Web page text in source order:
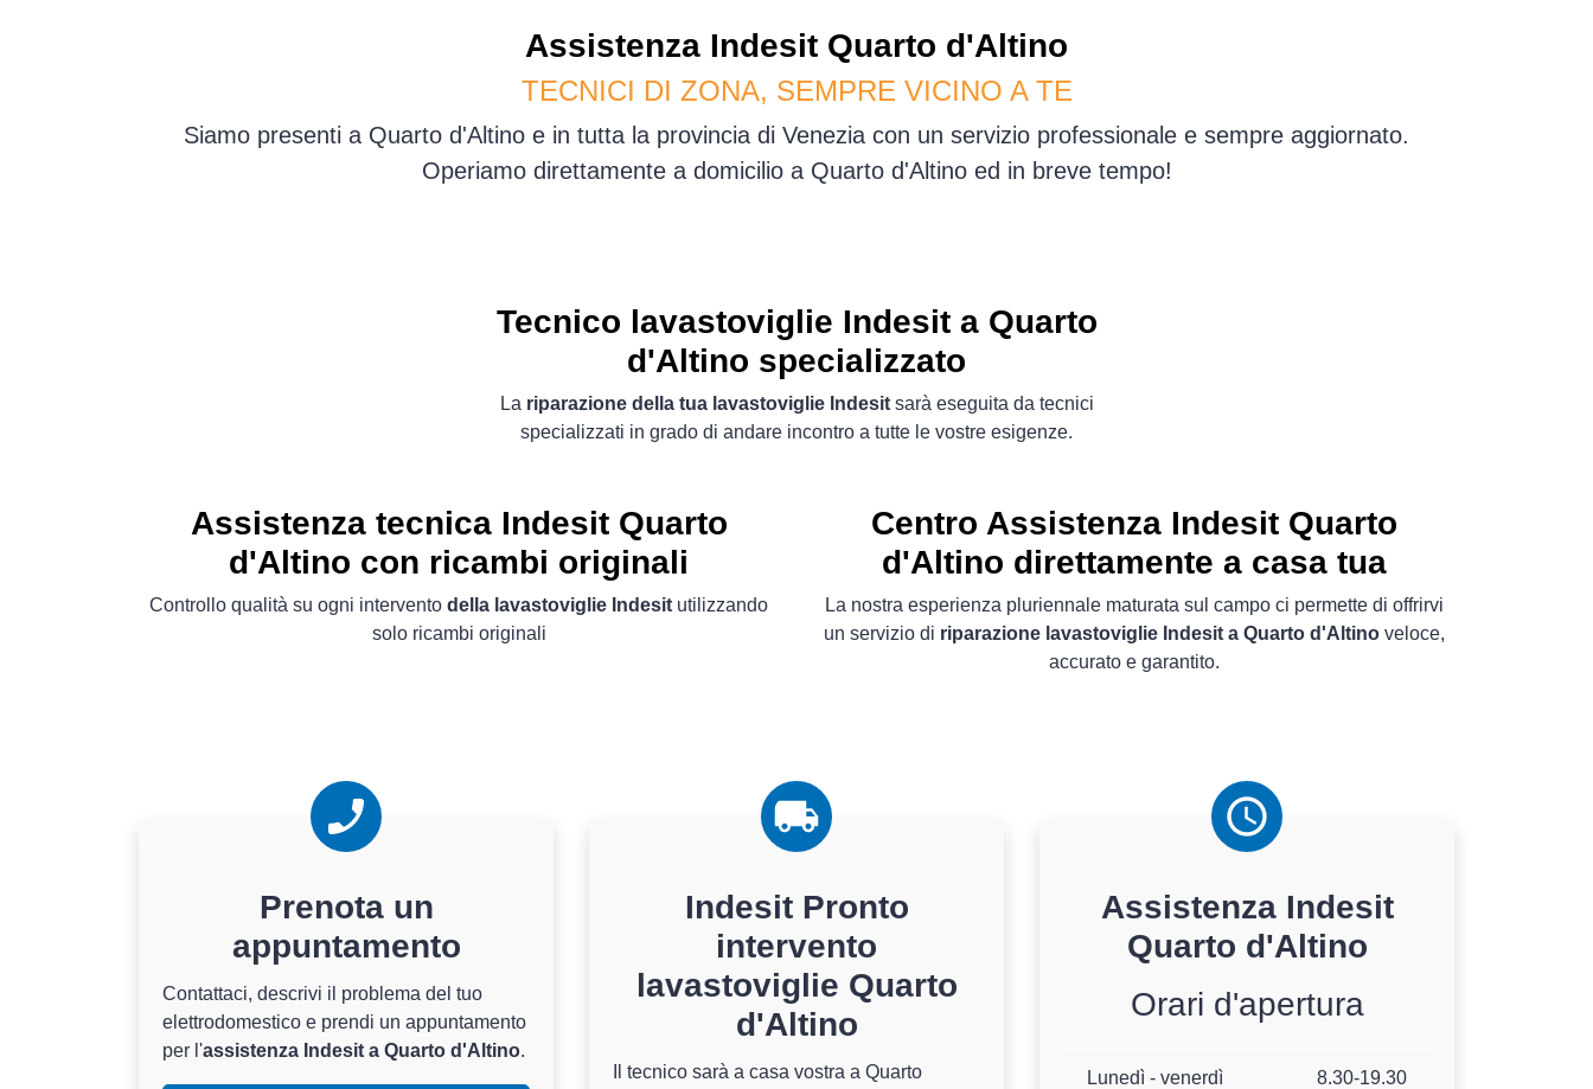
Assistenza Indesit Quarto d'Altino
TECNICI DI ZONA, SEMPRE VICINO A TE
Siamo presenti a Quarto d'Altino e in tutta la provincia di Venezia con un servizio professionale e sempre aggiornato.
Operiamo direttamente a domicilio a Quarto d'Altino ed in breve tempo!
Tecnico lavastoviglie Indesit a Quarto
d'Altino specializzato
La riparazione della tua lavastoviglie Indesitsarà eseguita da tecnici
specializzati in grado di andare incontro a tutte le vostre esigenze.
Assistenza tecnica Indesit Quarto
d'Altino con ricambi originali
Controllo qualità su ogni intervento della lavastoviglie Indesit utilizzando
solo ricambi originali
Centro Assistenza Indesit Quarto
d'Altino direttamente a casa tua
La nostra esperienza pluriennale maturata sul campo ci permette di offrirvi
un servizio di riparazione lavastoviglie Indesit a Quarto d'Altino veloce,
accurato e garantito.
Prenota un
appuntamento
Contattaci, descrivi il problema del tuo
elettrodomestico e prendi un appuntamento
per l'assistenza Indesit a Quarto d'Altino.
Indesit Pronto
intervento
lavastoviglie Quarto
d'Altino
Il tecnico sarà a casa vostra a Quarto
Assistenza Indesit
Quarto d'Altino
Orari d'apertura
Lunedì - venerdì 8.30-19.30